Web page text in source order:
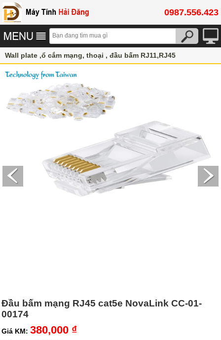
0987.556.423
Wall plate ,ổ cắm mạng, thoại , đầu bấm RJ11,RJ45
Vật tư Thiết Bị mạng
Hạt mạng AMP/Commscope Cat 5, Cat 6, Cat6A, Cat7
Đầu bấm mạng RJ45 cat5e NovaLink CC-01-
00174
Giá KM: 380,000 ₫